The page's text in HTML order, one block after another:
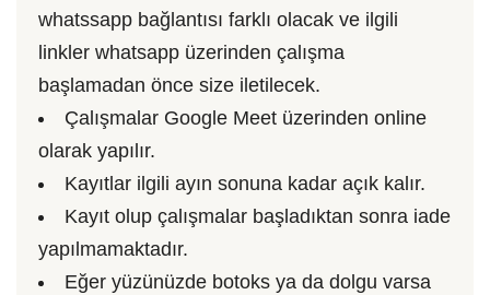
whatssapp bağlantısı farklı olacak ve ilgili
linkler whatsapp üzerinden çalışma
başlamadan önce size iletilecek.
Çalışmalar Google Meet üzerinden online
olarak yapılır.
Kayıtlar ilgili ayın sonuna kadar açık kalır.
Kayıt olup çalışmalar başladıktan sonra iade
yapılmamaktadır.
Eğer yüzünüzde botoks ya da dolgu varsa